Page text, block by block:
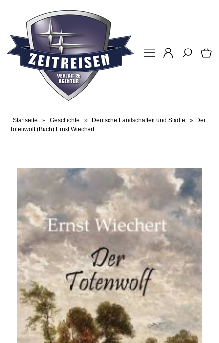
Startseite » Geschichte » Deutsche Landschaften und Städte » Der
Totenwolf (Buch) Ernst Wiechert